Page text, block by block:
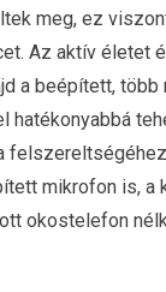
meg, ez
Az aktív életet
a beépített,
hatékonyabbá
mikrofon is, a
okostelefon